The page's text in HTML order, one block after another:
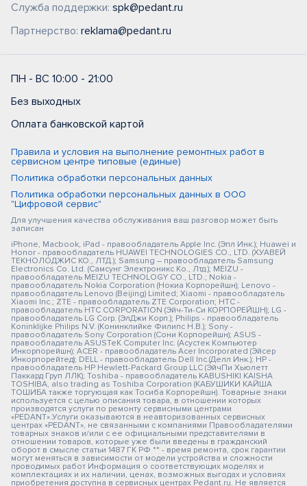
Служба поддержки: spk@pedant.ru
Партнерство: reklama@pedant.ru
ПН - ВС 10:00 - 21:00
Без выходных
Оплата банковской картой
Правила и условия на выполнение ремонтных работ в
сервисном центре типовые (единые)
Политика обработки персональных данных
Политика обработки персональных данных в ООО
"Цифровой сервис"
Для улучшения качества обслуживания ваш разговор может быть
записан
iPhone, Macbook, iPad - правообладатель Apple Inc. (Эпл Инк.); Huawei и
Honor - правообладатель HUAWEI TECHNOLOGIES CO., LTD. (ХУАВЕЙ
ТЕКНОЛОДЖИС КО., ЛТД.); Samsung – правообладатель Samsung
Electronics Co. Ltd. (Самсунг Электроникс Ко., Лтд.); MEIZU -
правообладатель MEIZU TECHNOLOGY CO., LTD.; Nokia -
правообладатель Nokia Corporation (Нокиа Корпорейшн); Lenovo -
правообладатель Lenovo (Beijing) Limited; Xiaomi - правообладатель
Xiaomi Inc.; ZTE - правообладатель ZTE Corporation; HTC -
правообладатель HTC CORPORATION (Эйч-Ти-Си КОРПОРЕЙШН); LG -
правообладатель LG Corp. (ЭлДжи Корп.); Philips - правообладатель
Koninklijke Philips N.V. (Конинклийке Филипс Н.В.); Sony -
правообладатель Sony Corporation (Сони Корпорейшн); ASUS -
правообладатель ASUSTeK Computer Inc. (Асустек Компьютер
Инкорпорейшн); ACER - правообладатель Acer Incorporated (Эйсер
Инкорпорейтед); DELL - правообладатель Dell Inc.(Делл Инк.); HP -
правообладатель HP Hewlett-Packard Group LLC (ЭйчПи Хьюлетт
Паккард Груп ЛЛК); Toshiba - правообладатель KABUSHIKI KAISHA
TOSHIBA, also trading as Toshiba Corporation (КАБУШИКИ КАЙША
ТОШИБА также торгующая как Тосиба Корпорейшн). Товарные знаки
используется с целью описания товара, в отношении которых
производятся услуги по ремонту сервисными центрами
«PEDANT».Услуги оказываются в неавторизованных сервисных
центрах «PEDANT», не связанными с компаниями Правообладателями
товарных знаков и/или с ее официальными представителями в
отношении товаров, которые уже были введены в гражданский
оборот в смысле статьи 1487 ГК РФ ** - время ремонта, срок гарантии
могут меняться в зависимости от модели устройства и сложности
проводимых работ Информация о соответствующих моделях и
комплектациях и их наличии, ценах, возможных выгодах и условиях
приобретения доступна в сервисных центрах Pedant.ru. Не является